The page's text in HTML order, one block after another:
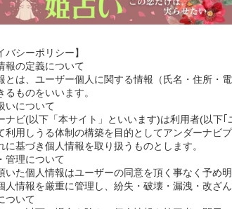
バシーポリシー】
報の定義について
とは、ユーザー個人に関する情報（氏名・住所・
るものをいいます。
いについて
ナビ(以下「本サイト」といいます)は利用者(以下
利用しうる体制の構築を目的としてアンダーナビ
に基づき個人情報を取り扱うものとします。
管理について
いた個人情報はユーザーの同意を頂く事なく予め
人情報を厳重に管理し、紛失・破壊・漏洩・改ざ
ついて